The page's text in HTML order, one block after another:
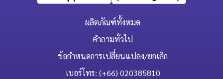
ผลิตภัณฑ์ทั้งหมด
คำถามทั่วไป
ข้อกำหนดการเปลี่ยนแปลง/ยกเลิก
เบอร์โทร: (+66) 020385810